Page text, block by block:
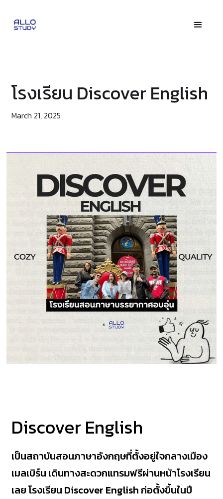
โรงเรียน Discover English
March 21, 2025
Discover English
เป็นสถาบันสอนภาษาอังกฤษที่ตั้งอยู่ใจกลางเมือง
เมลเบิร์น เดินทางสะดวกแทรมฟรีผ่านหน้าโรงเรียน
เลย โรงเรียน Discover English ก่อตั้งขึ้นในปี